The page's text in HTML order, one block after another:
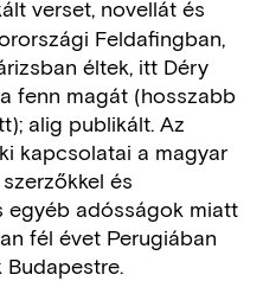
verset, novellát és
Feldafingban,
éltek, itt Déry
fenn magát (hosszabb
alig publikált. Az
kapcsolatai a magyar
és
egyéb adósságok miatt
fél évet Perugiában